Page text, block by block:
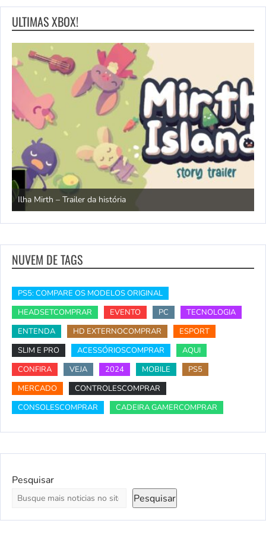
ULTIMAS XBOX!
Ilha Mirth – Trailer da história
NUVEM DE TAGS
PS5: COMPARE OS MODELOS ORIGINAL
HEADSETCOMPRAR
EVENTO PC
TECNOLOGIA
ENTENDA
HD EXTERNOCOMPRAR
ESPORT
SLIM E PRO
ACESSÓRIOSCOMPRAR
AQUI
CONFIRA
VEJA 2024 MOBILE
PS5
MERCADO
CONTROLESCOMPRAR
CONSOLESCOMPRAR
CADEIRA GAMERCOMPRAR
Pesquisar
Pesquisar